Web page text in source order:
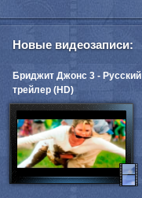
Новые видеозаписи:
Бриджит Джонс 3 - Русский
трейлер (HD)